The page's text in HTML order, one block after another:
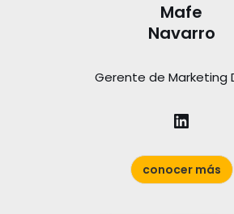
Mafe
Navarro
Gerente de Marketing
conocer más